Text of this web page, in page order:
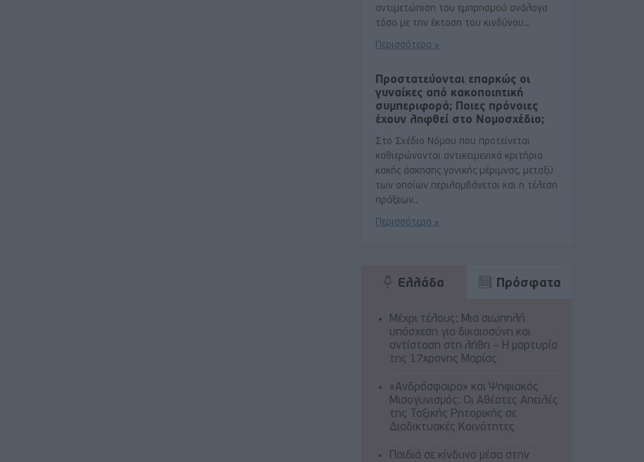
αντιμετώπιση του εμπρησμού ανάλογα
τόσο με την έκταση του κινδύνου..
Περισσότερα »
Προστατεύονται επαρκώς οι
γυναίκες από κακοποιητική
συμπεριφορά; Ποιες πρόνοιες
έχουν ληφθεί στο Νομοσχέδιο;
Στο Σχέδιο Νόμου που προτείνεται
καθιερώνονται αντικειμενικά κριτήρια
κακής άσκησης γονικής μέριμνας, μεταξύ
των οποίων περιλαμβάνεται και η τέλεση
πράξεων..
Περισσότερα »
Ελλάδα Πρόσφατα
Μέχρι τέλους: Μια σιωπηλή
υπόσχεση για δικαιοσύνη και
αντίσταση στη λήθη – Η μαρτυρία
της 17χρονης Μαρίας
«Ανδρόσφαιρα» και Ψηφιακός
Μισογυνισμός: Οι Αθέατες Απειλές
της Τοξικής Ρητορικής σε
Διαδικτυακές Κοινότητες
Παιδιά σε κίνδυνο μέσα στην